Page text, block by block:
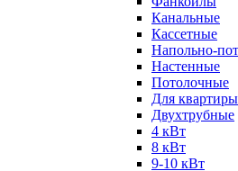
Канальные
Кассетные
Напольно-
Настенные
Потолочные
Для квартиры
Двухтрубные
4 кВт
8 кВт
9-10 кВт